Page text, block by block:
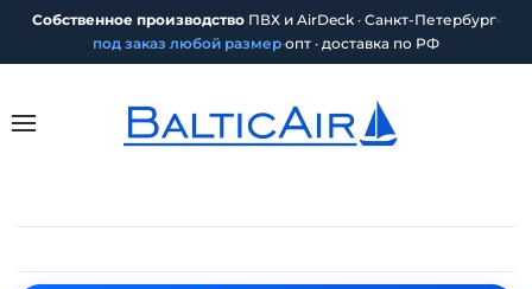
Собственное производство ПВХ и AirDeck · Санкт-Петербург·
под заказ любой размер·опт · доставка по РФ